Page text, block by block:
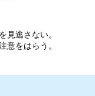
見逃さない。
意をはらう。